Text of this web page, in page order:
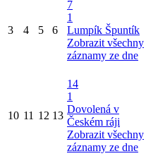
3 4 5 6
7
1
Lumpík Špuntík
Zobrazit všechny
záznamy ze dne
10 11 12 13
14
1
Dovolená v
Českém ráji
Zobrazit všechny
záznamy ze dne